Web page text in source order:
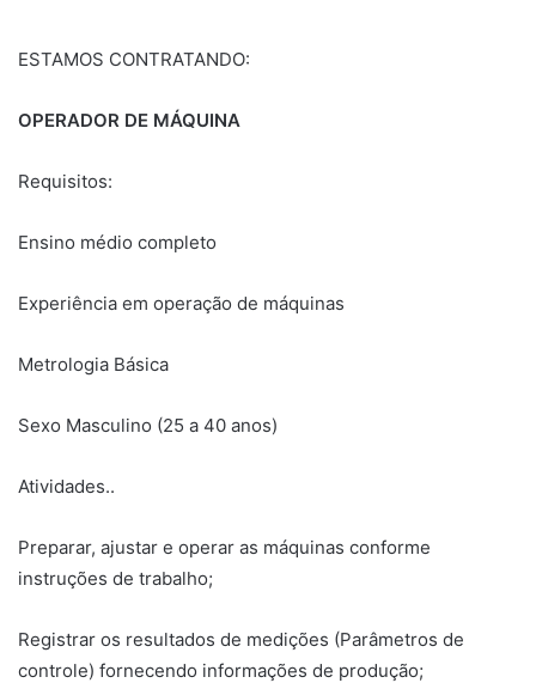
ESTAMOS CONTRATANDO:
OPERADOR DE MÁQUINA
Requisitos:
Ensino médio completo
Experiência em operação de máquinas
Metrologia Básica
Sexo Masculino (25 a 40 anos)
Atividades..
Preparar, ajustar e operar as máquinas conforme
instruções de trabalho;
Registrar os resultados de medições (Parâmetros de
controle) fornecendo informações de produção;